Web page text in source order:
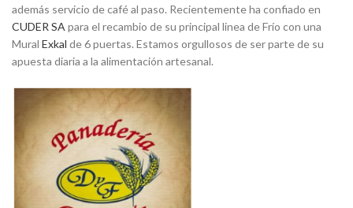
además servicio de café al paso. Recientemente ha confiado en
CUDER SA para el recambio de su principal linea de Frío con una
Mural Exkal de 6 puertas. Estamos orgullosos de ser parte de su
apuesta diaria a la alimentación artesanal.